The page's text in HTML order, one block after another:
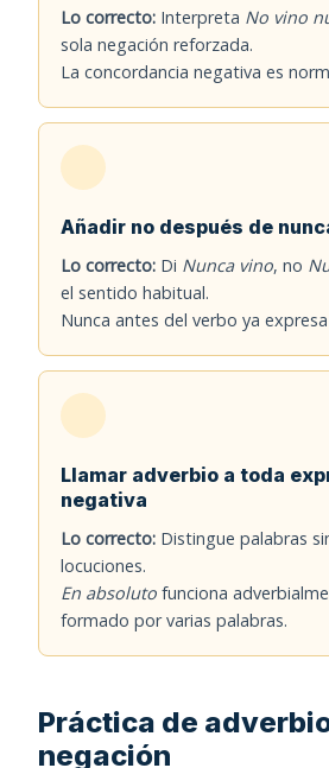
Lo correcto: Interpreta No vino
sola negación reforzada.
La concordancia negativa es
Añadir no después de
Lo correcto: Di Nunca vino, no
el sentido habitual.
Nunca antes del verbo ya
Llamar adverbio a toda
negativa
Lo correcto: Distingue palabras
locuciones.
En absoluto funciona
formado por varias palabras.
Práctica de
negación